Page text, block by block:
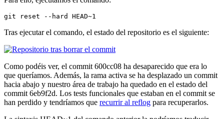
git reset --hard HEAD~1
Tras ejecutar el comando, el estado del repositorio es el siguiente:
Como podéis ver, el commit 600cc08 ha desaparecido que era lo
que queríamos. Además, la rama activa se ha desplazado un commit
hacia abajo y nuestro área de trabajo ha quedado en el estado del
commit 6eb9f2d. Los tests funcionales que estaban en el commit se
han perdido y tendríamos que recurrir al reflog para recuperarlos.